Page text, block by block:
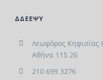
ΔΔΕΕΨΥ
Λεωφόρος Κηφισίας
Αθήνα 115 26
210 699 3276